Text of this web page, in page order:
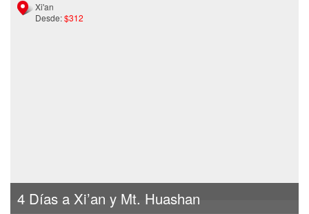
Xi'an
Desde:$312
4 Días a Xi’an y Mt. Huashan